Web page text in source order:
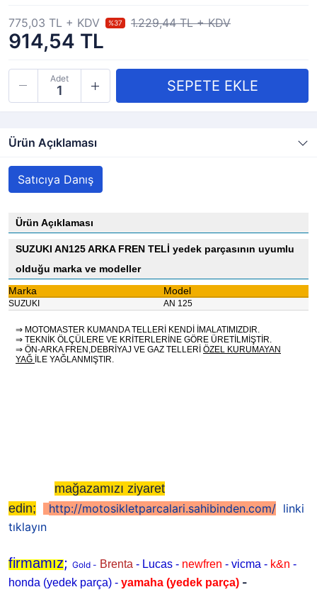
914,54 TL
775,03 TL + KDV %37 1.229,44 TL + KDV
Adet
Ürün Açıklaması
Satıcıya Danış
Ürün Açıklaması
SUZUKI AN125 ARKA FREN TELİ yedek parçasının uyumlu
olduğu marka ve modeller
Marka
Model
SUZUKI AN 125
⇒ MOTOMASTER KUMANDA TELLERİ KENDİ İMALATIMIZDIR.
⇒ TEKNİK ÖLÇÜLERE VE KRİTERLERİNE GÖRE ÜRETİLMİŞTİR.
⇒ ÖN-ARKA FREN,DEBRİYAJ VE GAZ TELLERİ ÖZEL KURUMAYAN
YAĞ İLE YAĞLANMIŞTIR.
mağazamızı ziyaret
edin;
http://motosikletparcalari.sahibinden.com/ linki
tıklayın
firmamız; Gold - Brenta - Lucas - newfren - vicma - k&n -
honda (yedek parça) - yamaha (yedek parça) -